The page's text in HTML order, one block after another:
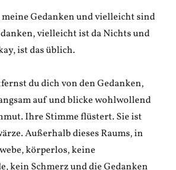
meine Gedanken und vielleicht sind
vielleicht ist da Nichts und
ist das üblich.
du dich von den Gedanken,
auf und blicke wohlwollend
Ihre Stimme flüstert. Sie ist
Außerhalb dieses Raums, in
körperlos, keine
kein Schmerz und die Gedanken